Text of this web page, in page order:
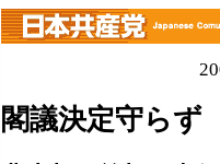
閣議決定守ら